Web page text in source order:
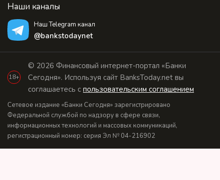
Наши каналы
Наш Telegram канал
@bankstodaynet
18+
© 2026 Финансовый интернет-портал «Банки
Сегодня». Используя сайт BanksToday.net вы
соглашаетесь с пользовательским соглашением
Сетевое издание «Банки Сегодня» зарегистрировано
Федеральной службой по надзору в сфере связи,
информационных технологий и массовых коммуникаций,
регистрационный номер: серия Эл № 04-216902